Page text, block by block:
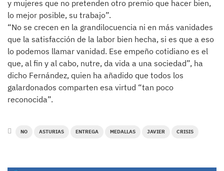
y mujeres que no pretenden otro premio que hacer bien,
lo mejor posible, su trabajo”.
“No se crecen en la grandilocuencia ni en más vanidades
que la satisfacción de la labor bien hecha, si es que a eso
lo podemos llamar vanidad. Ese empeño cotidiano es el
que, al fin y al cabo, nutre, da vida a una sociedad”, ha
dicho Fernández, quien ha añadido que todos los
galardonados comparten esa virtud “tan poco
reconocida”.
NO ASTURIAS ENTREGA MEDALLAS JAVIER CRISIS